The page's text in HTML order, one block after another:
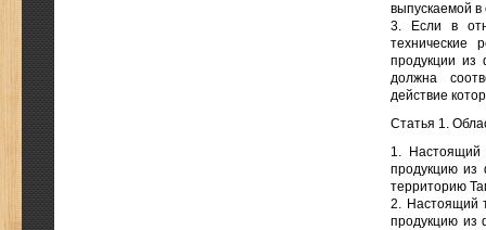
выпускаемой
3. Если в
технические
продукции из
должна
действие
Статья 1.
1. Настоящий
продукцию из
территорию
2. Настоящий
продукцию из